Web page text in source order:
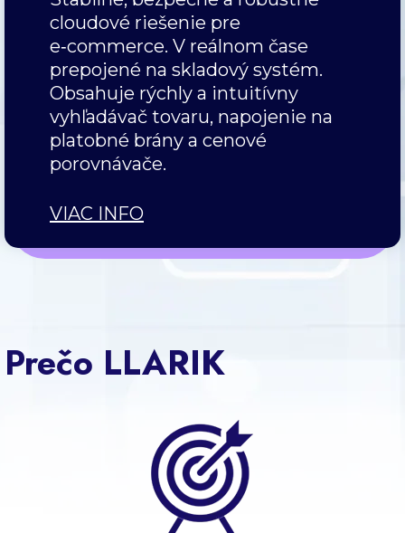
cloudové riešenie pre
e‑commerce. V reálnom čase
prepojené na skladový systém.
Obsahuje rýchly a intuitívny
vyhľadávač tovaru, napojenie na
platobné brány a cenové
porovnávače.
VIAC INFO
Prečo LLARIK